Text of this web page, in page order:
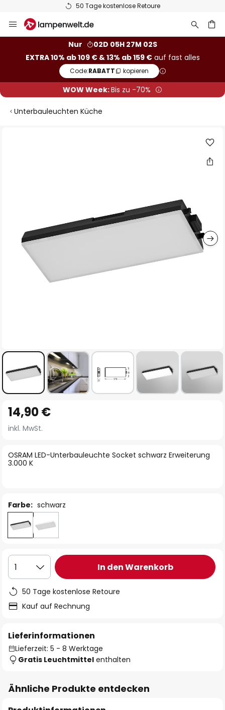
50 Tage kostenlose Retoure
Inhalt
Nur
02D 05H 27M 02S
EXTRA 10% ab 109 € & 13% ab 159 €auf fast alles
Code:RABATT kopieren
WOW Week:Bis zu -70%
Unterbauleuchten Küche
Anfang
der
springen
OSRAM LED-Unterbauleuchte Socket schwarz Erweiterung
3.000 K
14,90 €
inkl. MwSt.
Farbe: schwarz
1 In den Warenkorb
50 Tage kostenlose Retoure
Kauf auf Rechnung
Lieferinformationen
Lieferzeit: 5 - 8 Werktage
Gratis Leuchtmittel enthalten
Ähnliche Produkte entdecken